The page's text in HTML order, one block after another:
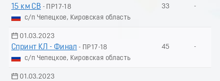
15 км СВ - ПР17-18
с/п Чепецкое, Кировская область
33 -
01.03.2023
Спринт КЛ - Финал - ПР17-18
с/п Чепецкое, Кировская область
45 -
01.03.2023